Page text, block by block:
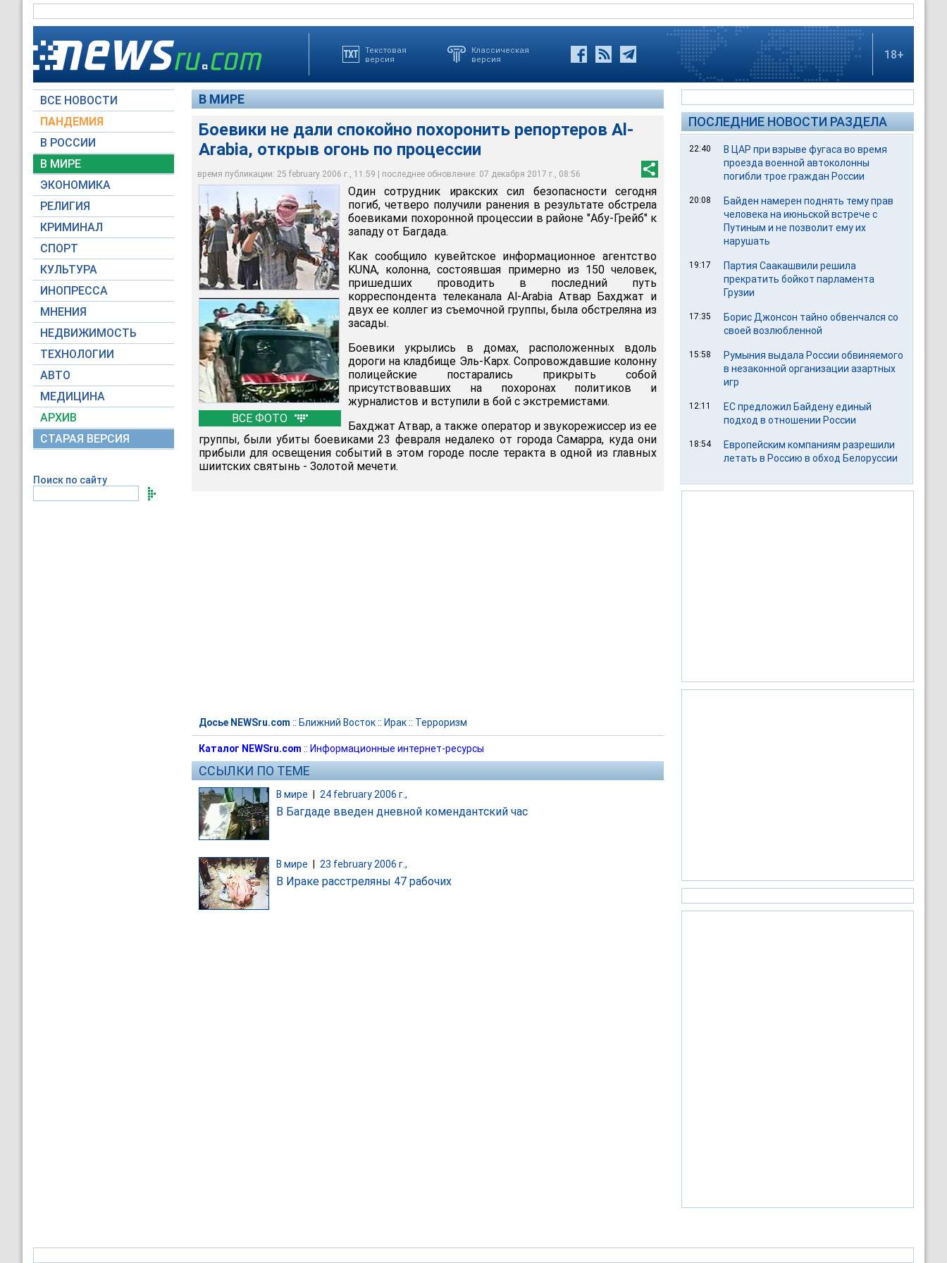
Текстовая
версия
Классическая
версия
18+
ВСЕ НОВОСТИ
ПАНДЕМИЯ
В РОССИИ
В МИРЕ
ЭКОНОМИКА
РЕЛИГИЯ
КРИМИНАЛ
СПОРТ
КУЛЬТУРА
ИНОПРЕССА
МНЕНИЯ
НЕДВИЖИМОСТЬ
ТЕХНОЛОГИИ
АВТО
МЕДИЦИНА
АРХИВ
СТАРАЯ ВЕРСИЯ
Поиск по сайту
В МИРЕ
Боевики не дали спокойно похоронить репортеров Al-
Arabia, открыв огонь по процессии
время публикации: 25 february 2006 г., 11:59 | последнее обновление: 07 декабря 2017 г., 08:56
ВСЕ ФОТО
Боевики не дали спокойно похоронить репортеров Al-Arabia, открыв огонь по
процессии
AP Photo
колонна, состоявшая примерно из 150 человек, пришедших проводить в последний
путь корреспондента телеканала Al-Arabia Атвар Бахджат и двух ее коллег из
съемочной группы, была обстреляна из засады
RTV International
Сопровождавшие колонну полицейские постарались прикрыть собой
присутствовавших на похоронах политиков и журналистов и вступили в бой с
экстремистами
RTV International
Один сотрудник иракских сил безопасности сегодня
погиб, четверо получили ранения в результате обстрела
боевиками похоронной процессии в районе "Абу-Грейб" к
западу от Багдада.
Как сообщило кувейтское информационное агентство
KUNA, колонна, состоявшая примерно из 150 человек,
пришедших проводить в последний путь
корреспондента телеканала Al-Arabia Атвар Бахджат и
двух ее коллег из съемочной группы, была обстреляна из
засады.
Боевики укрылись в домах, расположенных вдоль
дороги на кладбище Эль-Карх. Сопровождавшие колонну
полицейские постарались прикрыть собой
присутствовавших на похоронах политиков и
журналистов и вступили в бой с экстремистами.
Бахджат Атвар, а также оператор и звукорежиссер из ее
группы, были убиты боевиками 23 февраля недалеко от города Самарра, куда они
прибыли для освещения событий в этом городе после теракта в одной из главных
шиитских святынь - Золотой мечети.
Досье NEWSru.com :: Ближний Восток:: Ирак:: Терроризм
Каталог NEWSru.com :: Информационные интернет-ресурсы
ССЫЛКИ ПО ТЕМЕ
В мире 24 february 2006 г.,
В Багдаде введен дневной комендантский час
В мире 23 february 2006 г.,
В Ираке расстреляны 47 рабочих
ПОСЛЕДНИЕ НОВОСТИ РАЗДЕЛА
22:40
В ЦАР при взрыве фугаса во время
проезда военной автоколонны
погибли трое граждан России
20:08
Байден намерен поднять тему прав
человека на июньской встрече с
Путиным и не позволит ему их
нарушать
19:17
Партия Саакашвили решила
прекратить бойкот парламента
Грузии
17:35
Борис Джонсон тайно обвенчался со
своей возлюбленной
15:58
Румыния выдала России обвиняемого
в незаконной организации азартных
игр
12:11
ЕС предложил Байдену единый
подход в отношении России
18:54
Европейским компаниям разрешили
летать в Россию в обход Белоруссии